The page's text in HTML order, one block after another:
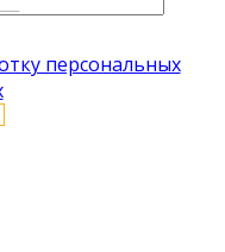
персональных